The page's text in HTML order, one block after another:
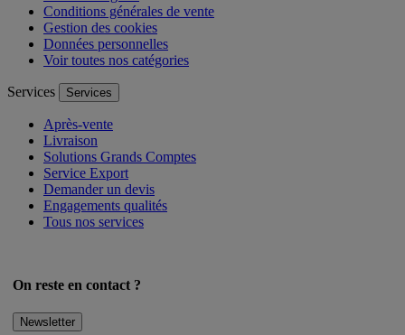
Conditions générales de vente
Gestion des cookies
Données personnelles
Voir toutes nos catégories
Services Services
Après-vente
Livraison
Solutions Grands Comptes
Service Export
Demander un devis
Engagements qualités
Tous nos services
On reste en contact ?
Newsletter